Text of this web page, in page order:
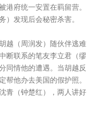
港府统一安置在羁留营。
）发现后会秘密杀害。
越（周润发）随伙伴逃难
断联系的笔友李立君（缪
同情他的遭遇。当胡越反
帮他办去美国的假护照。
青（钟楚红），两人讲好